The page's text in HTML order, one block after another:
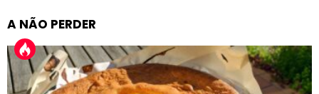
A NÃO PERDER